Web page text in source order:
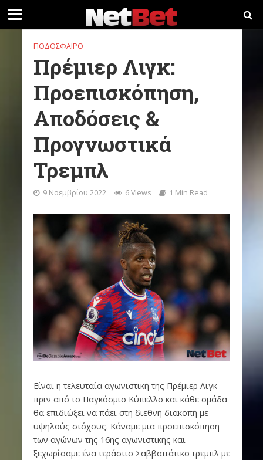
ΠΟΔΌΣΦΑΙΡΟ
Πρέμιερ Λιγκ:
Προεπισκόπηση,
Αποδόσεις &
Προγνωστικά
Τρεμπλ
9 Νοεμβρίου 2022 6 Views 1 Min Read
Είναι η τελευταία αγωνιστική της Πρέμιερ Λιγκ
πριν από το Παγκόσμιο Κύπελλο και κάθε ομάδα
θα επιδιώξει να πάει στη διεθνή διακοπή με
υψηλούς στόχους. Κάναμε μια προεπισκόπηση
των αγώνων της 16ης αγωνιστικής και
ξεχωρίσαμε ένα τεράστιο Σαββατιάτικο τρεμπλ με